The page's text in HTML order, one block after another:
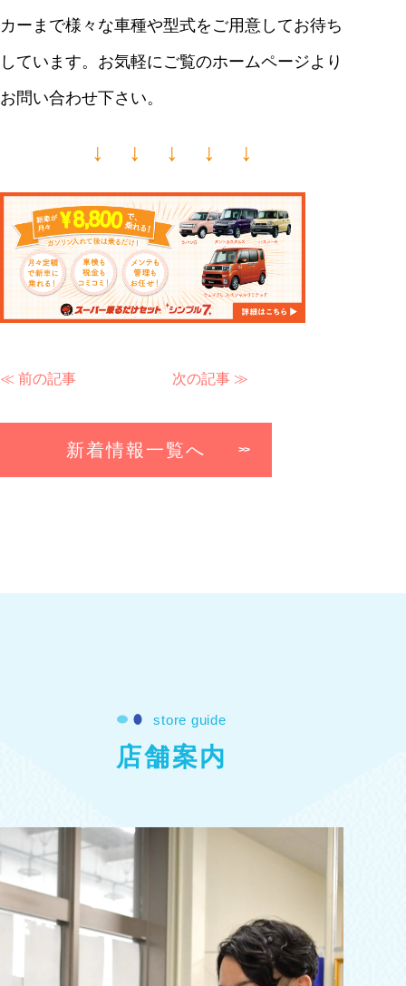
カーまで様々な車種や型式をご用意してお待ち
しています。お気軽にご覧のホームページより
お問い合わせ下さい。
↓ ↓ ↓ ↓ ↓
≪ 前の記事
新着情報一覧へ
次の記事 ≫
store guide
店舗案内